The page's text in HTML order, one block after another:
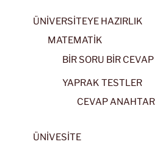
ÜNİVERSİTEYE HAZIRLIK
MATEMATİK
BİR SORU BİR CEVAP
YAPRAK TESTLER
CEVAP
ÜNİVESİTE